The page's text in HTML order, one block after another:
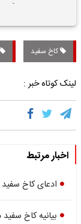
کاخ سفید
لینک کوتاه خبر :
اخبار مرتبط
ادعای کاخ سفید
بیانیه کاخ